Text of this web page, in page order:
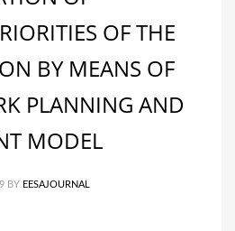
OF THE
BY MEANS OF
PLANNING AND
MODEL
BY EESAJOURNAL